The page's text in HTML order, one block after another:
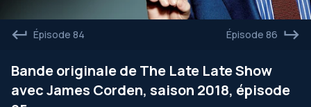
Épisode 84 Épisode 86
Bande originale de The Late Late Show
avec James Corden, saison 2018, épisode